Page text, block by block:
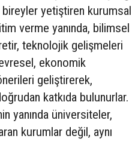
yetiştiren kurumsal
verme yanında, bilimsel
teknolojik gelişmeleri
ekonomik
geliştirerek,
katkıda bulunurlar.
yanında üniversiteler,
kurumlar değil, aynı